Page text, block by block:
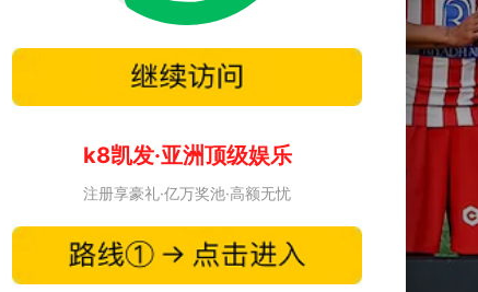
k8凯发·亚洲顶级娱乐
注册享豪礼·亿万奖池·高额无忧